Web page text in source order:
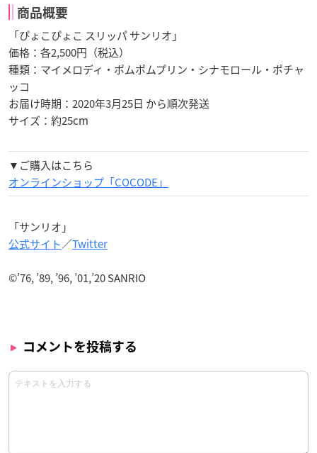
商品概要
「ぴょこぴょこ スリッパ サンリオ」
価格：各2,500円（税込）
種類：マイメロディ・ポムポムプリン・シナモロール・ポチャ
ッコ
お届け時期：2020年3月25日 から順次発送
サイズ：約25cm
▼ご購入はこちら
オンラインショップ「COCODE」
「サンリオ」
公式サイト／Twitter
©’76, ’89, ’96, ’01,’20 SANRIO
コメントを投稿する